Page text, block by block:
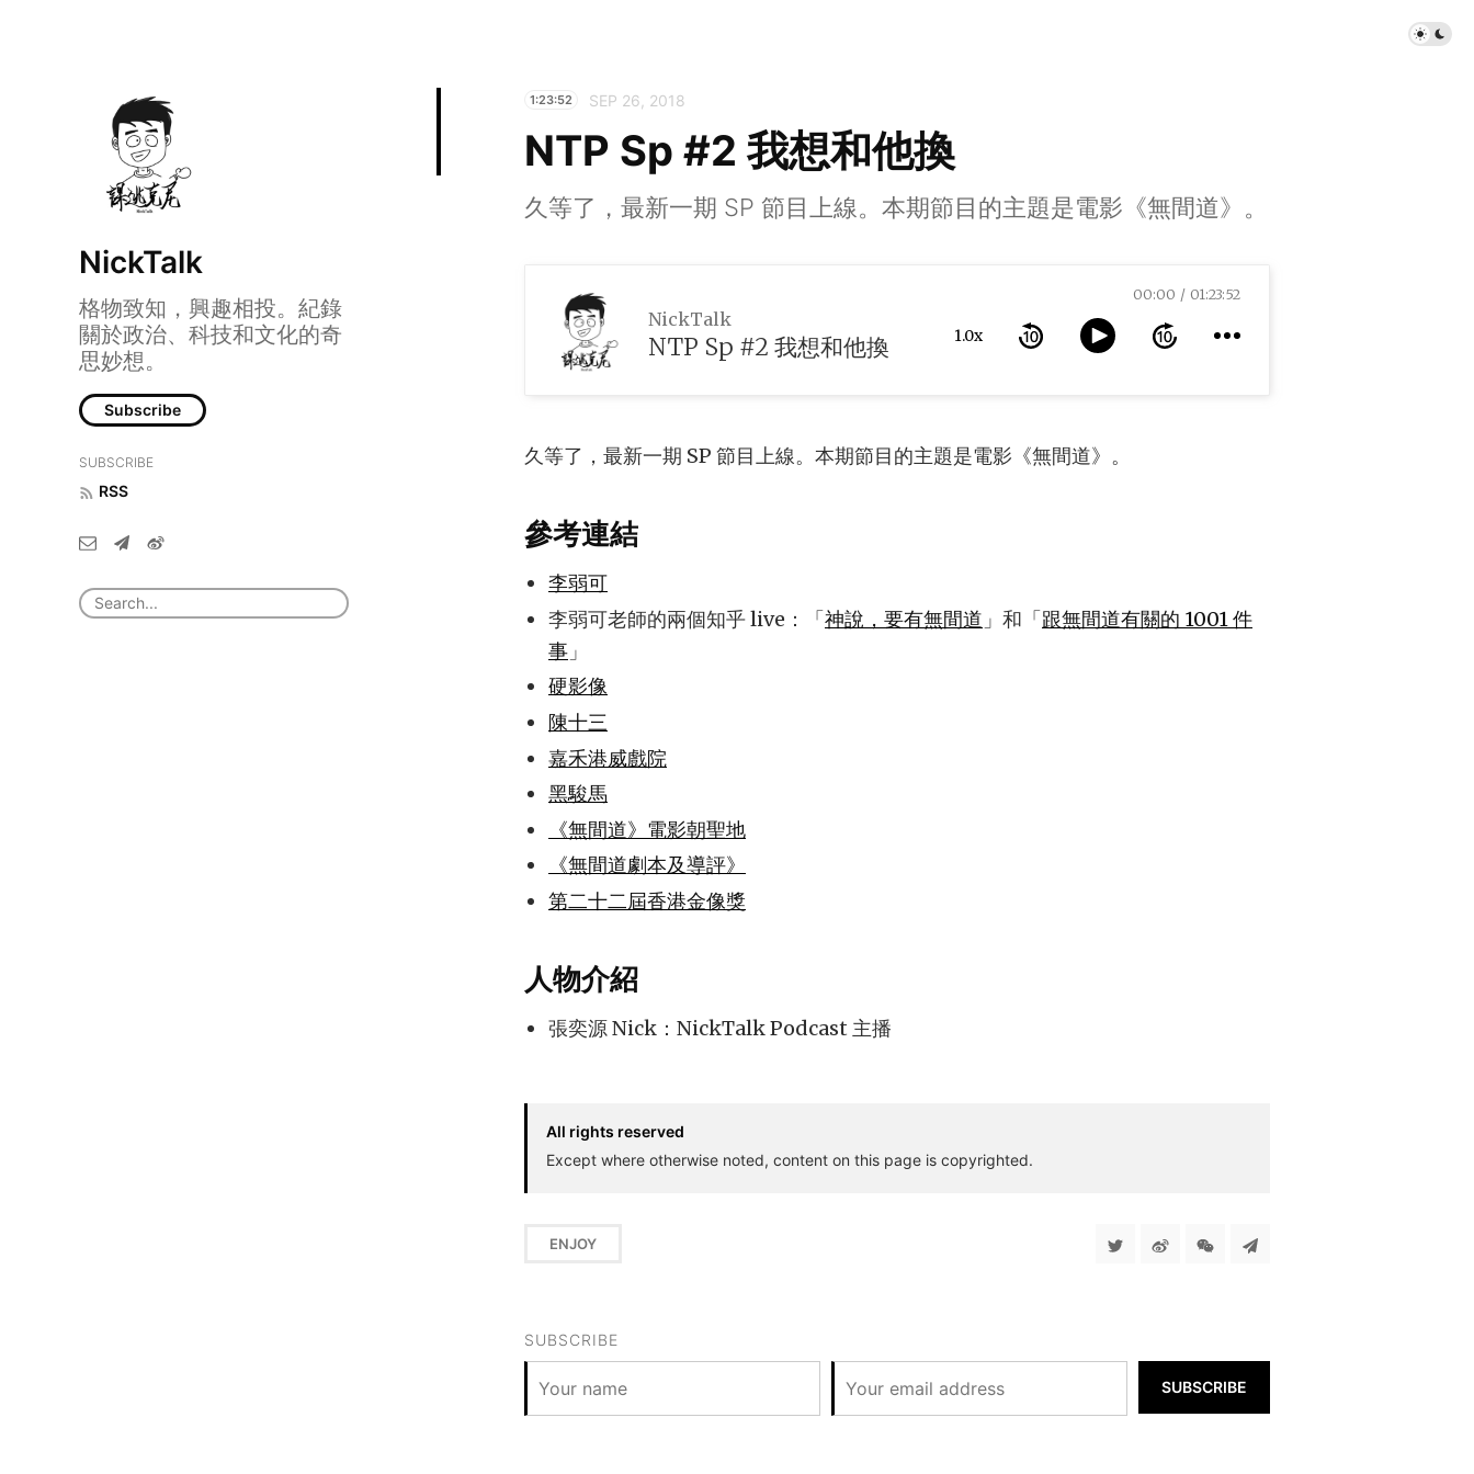
NickTalk
格物致知，興趣相投。紀錄
關於政治、科技和文化的奇
思妙想。
Subscribe
SUBSCRIBE
RSS
1:23:52 SEP 26, 2018
NTP Sp #2 我想和他換
久等了，最新一期 SP 節目上線。本期節目的主題是電影《無間道》。
NickTalk
NTP Sp #2 我想和他換 1.0x
00:00 01:23:52
久等了，最新一期 SP 節目上線。本期節目的主題是電影《無間道》。
參考連結
李弱可
李弱可老師的兩個知乎 live：「神說，要有無間道 」和「跟無間道有關的 1001 件
事 」
硬影像
陳十三
嘉禾港威戲院
黑駿馬
《無間道》電影朝聖地
《無間道劇本及導評》
第二十二屆香港金像獎
人物介紹
張奕源 Nick：NickTalk Podcast 主播
All rights reserved
Except where otherwise noted, content on this page is copyrighted.
ENJOY
SUBSCRIBE
SUBSCRIBE